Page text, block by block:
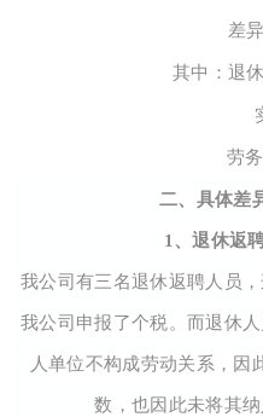
差
其中：退
实
劳务派
二、具体差
1、退休返
我公司有三名退休返聘人员
我公司申报了个税。而退休
人单位不构成劳动关系，因
数，也因此未将其